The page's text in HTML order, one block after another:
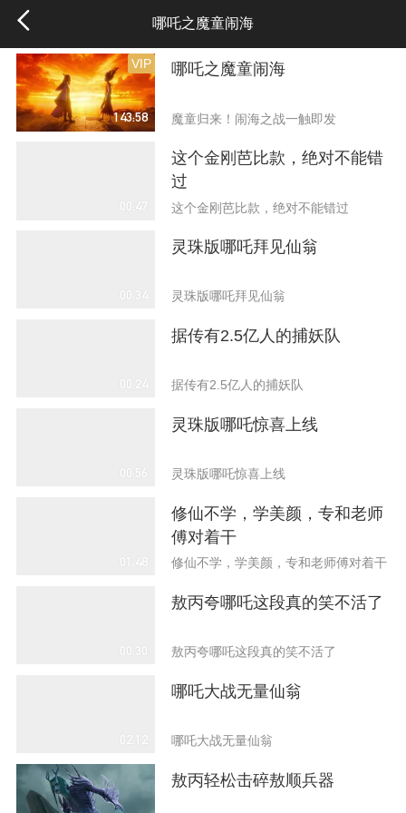
哪吒之魔童闹海
143:58
VIP 哪吒之魔童闹海
魔童归来！闹海之战一触即发
00:47
这个金刚芭比款，绝对不能错
过
这个金刚芭比款，绝对不能错过
00:34
灵珠版哪吒拜见仙翁
灵珠版哪吒拜见仙翁
00:24
据传有2.5亿人的捕妖队
据传有2.5亿人的捕妖队
00:56
灵珠版哪吒惊喜上线
灵珠版哪吒惊喜上线
01:48
修仙不学，学美颜，专和老师
傅对着干
修仙不学，学美颜，专和老师傅对着干
00:30
敖丙夸哪吒这段真的笑不活了
敖丙夸哪吒这段真的笑不活了
02:12
哪吒大战无量仙翁
哪吒大战无量仙翁
敖丙轻松击碎敖顺兵器